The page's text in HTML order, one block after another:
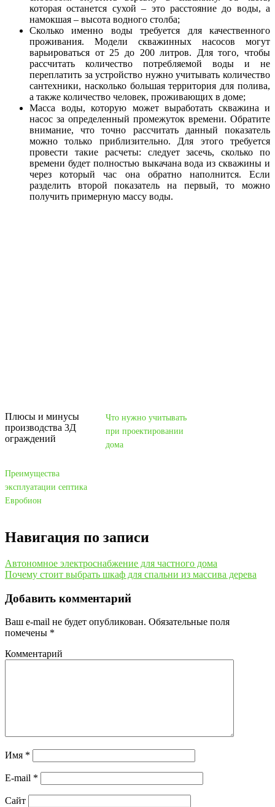
которая останется сухой – это расстояние до воды, а
намокшая – высота водного столба;
Сколько именно воды требуется для качественного
проживания. Модели скважинных насосов могут
варьироваться от 25 до 200 литров. Для того, чтобы
рассчитать количество потребляемой воды и не
переплатить за устройство нужно учитывать количество
сантехники, насколько большая территория для полива,
а также количество человек, проживающих в доме;
Масса воды, которую может выработать скважина и
насос за определенный промежуток времени. Обратите
внимание, что точно рассчитать данный показатель
можно только приблизительно. Для этого требуется
провести такие расчеты: следует засечь, сколько по
времени будет полностью выкачана вода из скважины и
через который час она обратно наполнится. Если
разделить второй показатель на первый, то можно
получить примерную массу воды.
Плюсы и минусы
производства 3Д
ограждений
Что нужно учитывать
при проектировании
дома
Преимущества
эксплуатации септика
Евробион
Навигация по записи
Автономное электроснабжение для частного дома
Почему стоит выбрать шкаф для спальни из массива дерева
Добавить комментарий
Ваш e-mail не будет опубликован. Обязательные поля
помечены *
Комментарий
Имя *
E-mail *
Сайт